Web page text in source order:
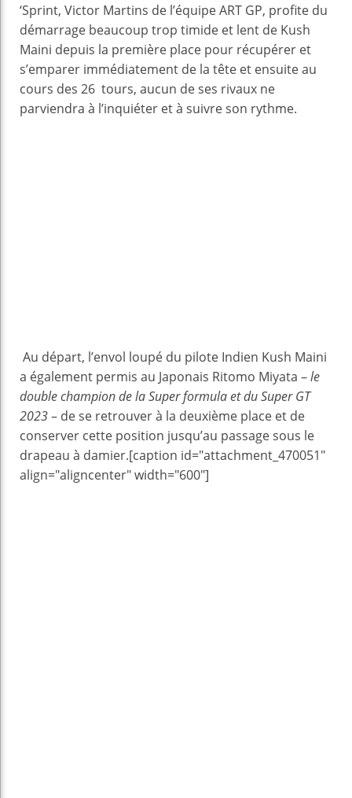
‘Sprint, Victor Martins de l’équipe ART GP, profite du
démarrage beaucoup trop timide et lent de Kush
Maini depuis la première place pour récupérer et
s’emparer immédiatement de la tête et ensuite au
cours des 26 tours, aucun de ses rivaux ne
parviendra à l’inquiéter et à suivre son rythme.
Au départ, l’envol loupé du pilote Indien Kush Maini
a également permis au Japonais Ritomo Miyata –le
double champion de la Super formula et du Super GT
2023– de se retrouver à la deuxième place et de
conserver cette position jusqu’au passage sous le
drapeau à damier.[caption id="attachment_470051"
align="aligncenter" width="600"]